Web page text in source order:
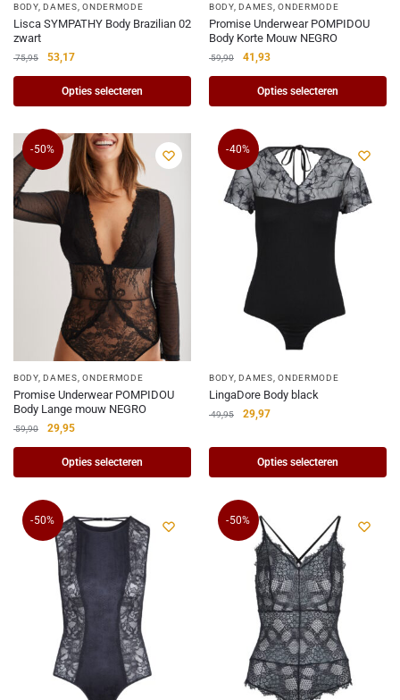
BODY, DAMES,ONDERMODE
Lisca SYMPATHY Body Brazilian 02
zwart
75,95 53,17
Opties selecteren
BODY, DAMES,ONDERMODE
Promise Underwear POMPIDOU
Body Korte Mouw NEGRO
59,90 41,93
Opties selecteren
-50%
BODY,DAMES ,ONDERMODE
Promise Underwear POMPIDOU
Body Lange mouw NEGRO
59,90 29,95
Opties selecteren
-40%
BODY,DAMES ,ONDERMODE
LingaDore Body black
49,95 29,97
Opties selecteren
-50% -50%